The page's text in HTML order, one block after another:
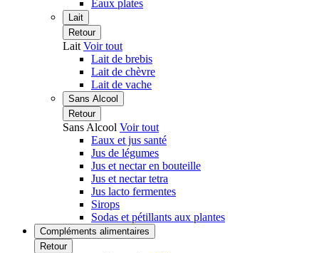
Eaux plates
Lait
Retour
Lait Voir tout
Lait de brebis
Lait de chèvre
Lait de vache
Sans Alcool
Retour
Sans Alcool Voir tout
Eaux et jus santé
Jus de légumes
Jus et nectar en bouteille
Jus et nectar tetra
Jus lacto fermentes
Sirops
Sodas et pétillants aux plantes
Compléments alimentaires
Retour